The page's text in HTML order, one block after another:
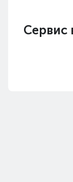
Сервис